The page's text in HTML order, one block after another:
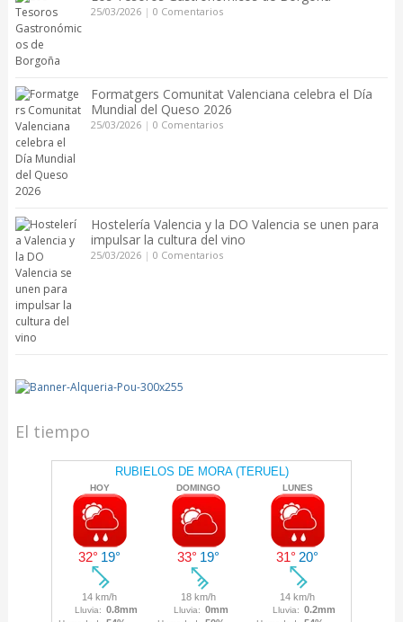
25/03/2026| 0 Comentarios
Formatgers Comunitat Valenciana celebra el Día
Mundial del Queso 2026
25/03/2026| 0 Comentarios
Hostelería Valencia y la DO Valencia se unen para
impulsar la cultura del vino
25/03/2026| 0 Comentarios
El tiempo